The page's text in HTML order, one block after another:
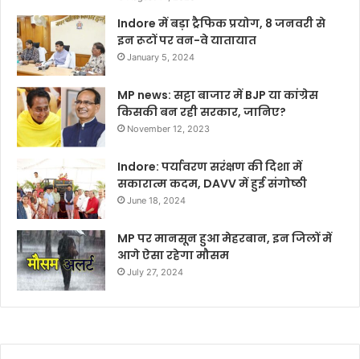
Indore में बड़ा ट्रैफिक प्रयोग, 8 जनवरी से
इन रूटों पर वन-वे यातायात
January 5, 2024
MP news: सट्टा बाजार में BJP या कांग्रेस
किसकी बन रही सरकार, जानिए?
November 12, 2023
Indore: पर्यावरण सरंक्षण की दिशा में
सकारात्म कदम, DAVV में हुई संगोष्ठी
June 18, 2024
MP पर मानसून हुआ मेहरबान, इन जिलों में
आगे ऐसा रहेगा मौसम
July 27, 2024